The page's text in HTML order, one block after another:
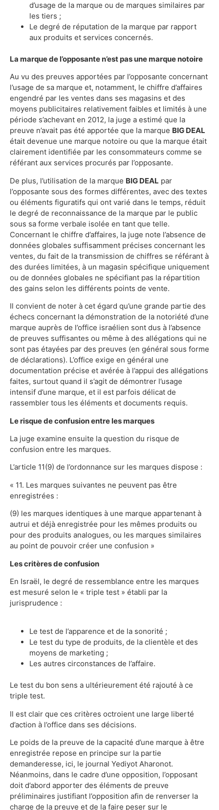
d’usage de la marque ou de marques similaires par
les tiers ;
Le degré de réputation de la marque par rapport
aux produits et services concernés.
La marque de l’opposante n’est pas une marque notoire
Au vu des preuves apportées par l’opposante concernant
l’usage de sa marque et, notamment, le chiffre d’affaires
engendré par les ventes dans ses magasins et des
moyens publicitaires relativement faibles et limités à une
période s’achevant en 2012, la juge a estimé que la
preuve n’avait pas été apportée que la marque BIG DEAL
était devenue une marque notoire ou que la marque était
clairement identifiée par les consommateurs comme se
référant aux services procurés par l’opposante.
De plus, l’utilisation de la marque BIG DEAL par
l’opposante sous des formes différentes, avec des textes
ou éléments figuratifs qui ont varié dans le temps, réduit
le degré de reconnaissance de la marque par le public
sous sa forme verbale isolée en tant que telle.
Concernant le chiffre d’affaires, la juge note l’absence de
données globales suffisamment précises concernant les
ventes, du fait de la transmission de chiffres se référant à
des durées limitées, à un magasin spécifique uniquement
ou de données globales ne spécifiant pas la répartition
des gains selon les différents points de vente.
Il convient de noter à cet égard qu’une grande partie des
échecs concernant la démonstration de la notoriété d’une
marque auprès de l’office israélien sont dus à l’absence
de preuves suffisantes ou même à des allégations qui ne
sont pas étayées par des preuves (en général sous forme
de déclarations). L’office exige en général une
documentation précise et avérée à l’appui des allégations
faites, surtout quand il s’agit de démontrer l’usage
intensif d’une marque, et il est parfois délicat de
rassembler tous les éléments et documents requis.
Le risque de confusion entre les marques
La juge examine ensuite la question du risque de
confusion entre les marques.
L’article 11(9) de l’ordonnance sur les marques dispose :
« 11. Les marques suivantes ne peuvent pas être
enregistrées :
(9) les marques identiques à une marque appartenant à
autrui et déjà enregistrée pour les mêmes produits ou
pour des produits analogues, ou les marques similaires
au point de pouvoir créer une confusion »
Les critères de confusion
En Israël, le degré de ressemblance entre les marques
est mesuré selon le « triple test » établi par la
jurisprudence :
Le test de l’apparence et de la sonorité ;
Le test du type de produits, de la clientèle et des
moyens de marketing ;
Les autres circonstances de l’affaire.
Le test du bon sens a ultérieurement été rajouté à ce
triple test.
Il est clair que ces critères octroient une large liberté
d’action à l’office dans ses décisions.
Le poids de la preuve de la capacité d’une marque à être
enregistrée repose en principe sur la partie
demanderesse, ici, le journal Yediyot Aharonot.
Néanmoins, dans le cadre d’une opposition, l’opposant
doit d’abord apporter des éléments de preuve
préliminaires justifiant l’opposition afin de renverser la
charge de la preuve et de la faire peser sur le